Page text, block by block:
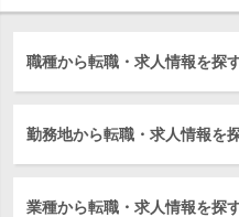
職種から転職・求人情報を探
勤務地から転職・求人情報を
業種から転職・求人情報を探